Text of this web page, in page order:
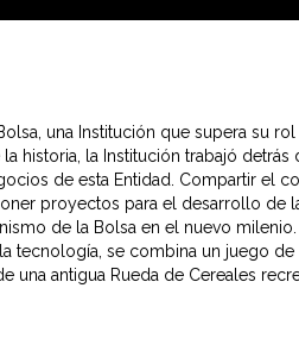
una Institución que supera su
historia, la Institución trabajó
de esta Entidad. Compartir el
proyectos para el desarrollo de
de la Bolsa en el nuevo
la tecnología, se combina un juego
una antigua Rueda de Cereales